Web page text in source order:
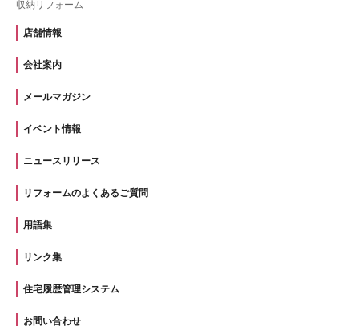
収納リフォーム
店舗情報
会社案内
メールマガジン
イベント情報
ニュースリリース
リフォームのよくあるご質問
用語集
リンク集
住宅履歴管理システム
お問い合わせ